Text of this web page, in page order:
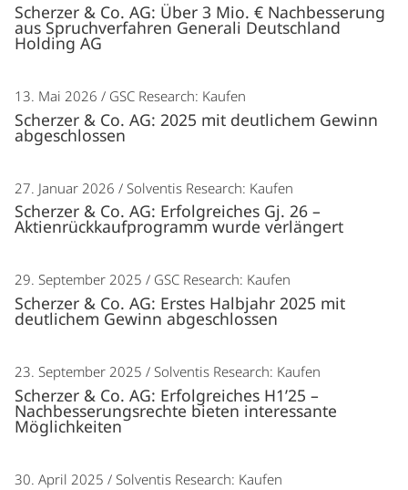
Scherzer & Co. AG: Über 3 Mio. € Nachbesserung
aus Spruchverfahren Generali Deutschland
Holding AG
13. Mai 2026 GSC Research: Kaufen
Scherzer & Co. AG: 2025 mit deutlichem Gewinn
abgeschlossen
27. Januar 2026 Solventis Research: Kaufen
Scherzer & Co. AG: Erfolgreiches Gj. 26 –
Aktienrückkaufprogramm wurde verlängert
29. September 2025 GSC Research: Kaufen
Scherzer & Co. AG: Erstes Halbjahr 2025 mit
deutlichem Gewinn abgeschlossen
23. September 2025 Solventis Research: Kaufen
Scherzer & Co. AG: Erfolgreiches H1’25 –
Nachbesserungsrechte bieten interessante
Möglichkeiten
30. April 2025 Solventis Research: Kaufen